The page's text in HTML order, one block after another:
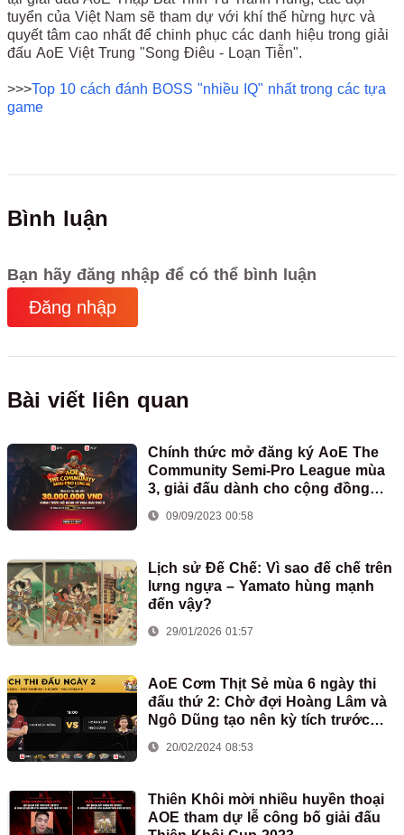
tuyển của Việt Nam sẽ tham dự với khí thế hừng hực và
quyết tâm cao nhất để chinh phục các danh hiệu trong giải
đấu AoE Việt Trung "Song Điêu - Loạn Tiễn".
>>>Top 10 cách đánh BOSS "nhiều IQ" nhất trong các tựa
game
Bình luận
Bạn hãy đăng nhập để có thể bình luận
Đăng nhập
Bài viết liên quan
Chính thức mở đăng ký AoE The
Community Semi-Pro League mùa
3, giải đấu dành cho cộng đồng
bán chuyên Việt Nam
09/09/2023 00:58
Lịch sử Đế Chế: Vì sao đế chế trên
lưng ngựa – Yamato hùng mạnh
đến vậy?
29/01/2026 01:57
AoE Cơm Thịt Sẻ mùa 6 ngày thi
đấu thứ 2: Chờ đợi Hoàng Lâm và
Ngô Dũng tạo nên kỳ tích trước
Chim Sẻ Đi Nắng
20/02/2024 08:53
Thiên Khôi mời nhiều huyền thoại
AOE tham dự lễ công bố giải đấu